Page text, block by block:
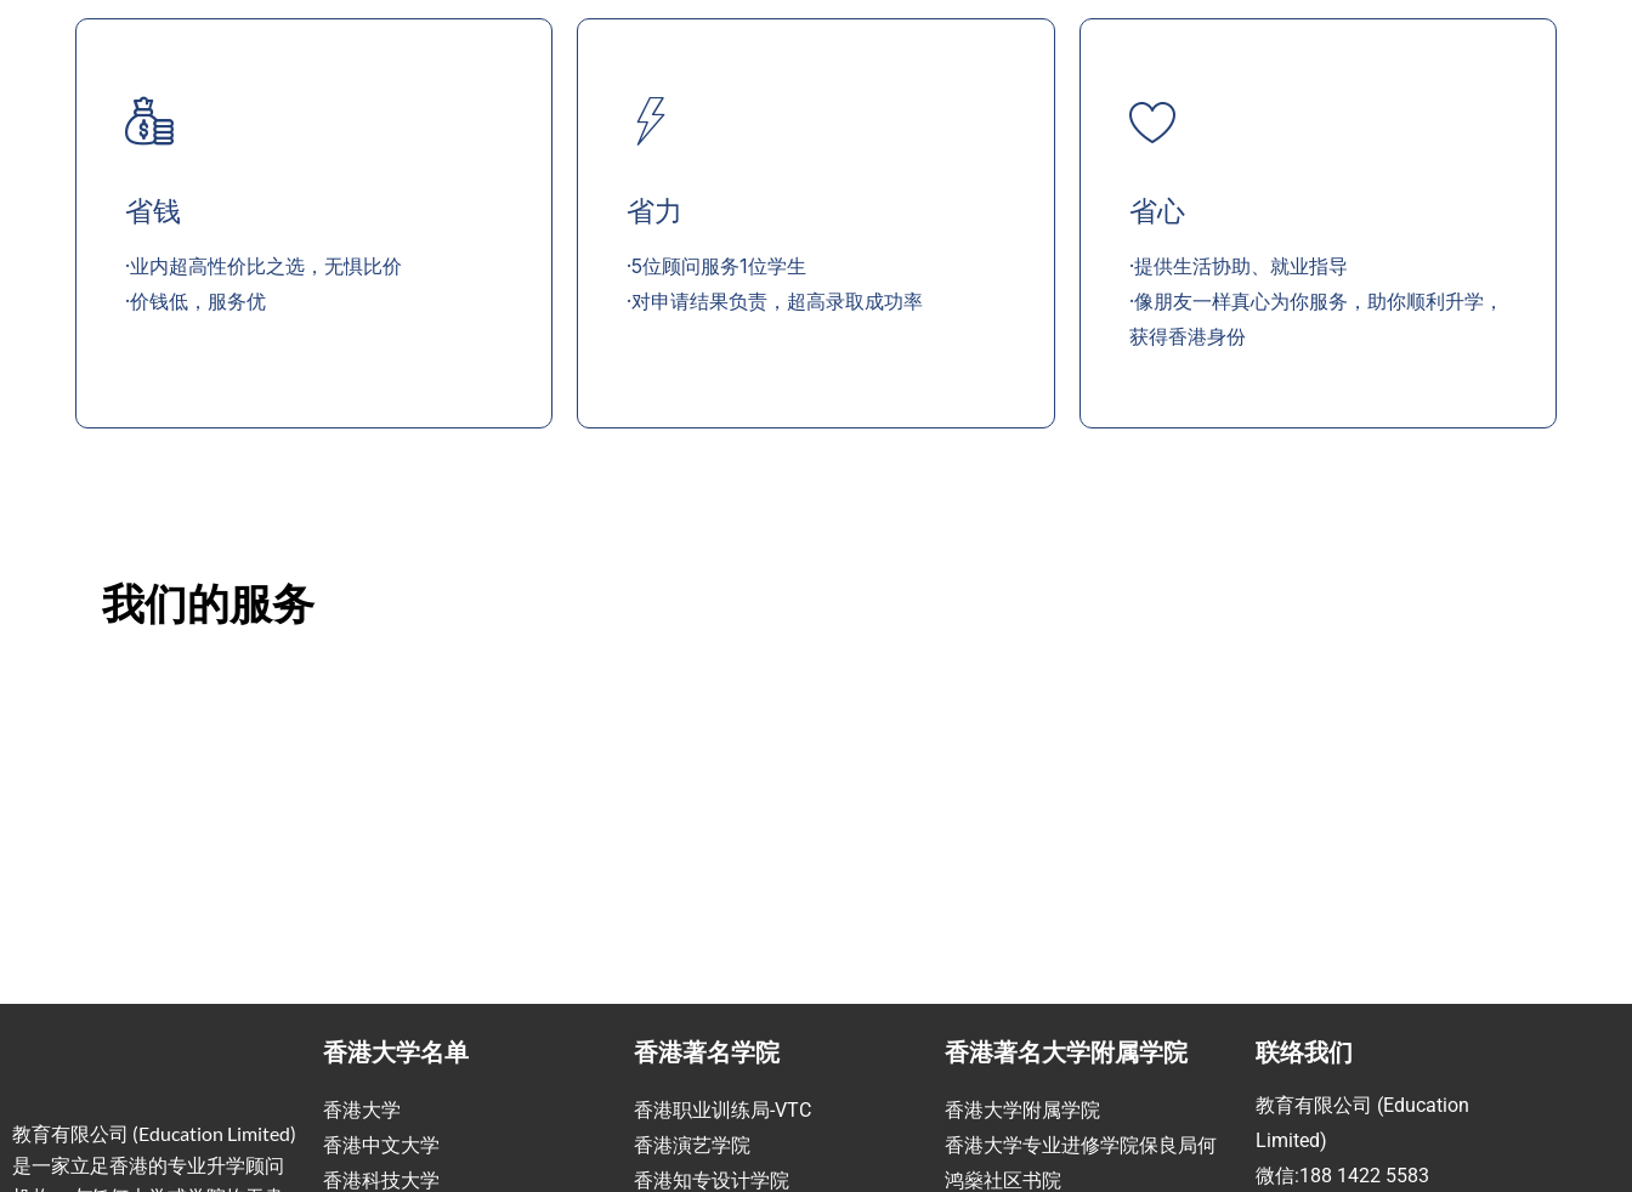
省钱
·业内超高性价比之选，无惧比价
·价钱低，服务优
省力
·5位顾问服务1位学生
·对申请结果负责，超高录取成功率
省心
·提供生活协助、就业指导
·像朋友一样真心为你服务，助你顺利升学，
获得香港身份
我们的服务
教育有限公司 (Education Limited)
是一家立足香港的专业升学顾问
香港大学名单
香港大学
香港中文大学
香港科技大学
香港著名学院
香港职业训练局-VTC
香港演艺学院
香港知专设计学院
香港著名大学附属学院
香港大学附属学院
香港大学专业进修学院保良局何
鸿燊社区书院
联络我们
教育有限公司 (Education
Limited)
微信:188 1422 5583